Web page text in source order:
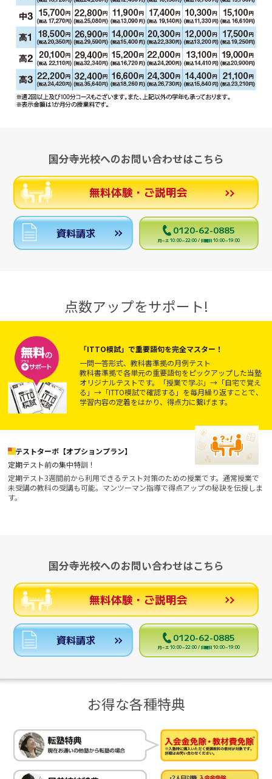
国分寺光校へのお問い合わせはこちら
無料体験・ご説明会
資料請求 0120-62-0885
月～土 10:00～22:00 / 日曜日 10:00～19:00
点数アップをサポート!
「ITTO模試」で重要語句を完全マスター！
一問一答形式、教科書準拠の月例テスト
教科書準拠で各単元の重要語句をピックアップした当塾
オリジナルテストです。「授業で学ぶ」→「自宅で覚え
る」→「ITTO模試で確認する」を毎月繰り返すことで、
学習内容の定着をはかり、得点力に繋げます。
テストターボ【オプションプラン】
定期テスト前の集中特訓！
定期テスト3週間前から利用できるテスト対策のための授業です。通常授業で
未受講の教科の受講も可能。マンツーマン指導で得点アップの秘訣を伝授しま
す。
国分寺光校へのお問い合わせはこちら
無料体験・ご説明会
資料請求 0120-62-0885
月～土 10:00～22:00 / 日曜日 10:00～19:00
お得な各種特典